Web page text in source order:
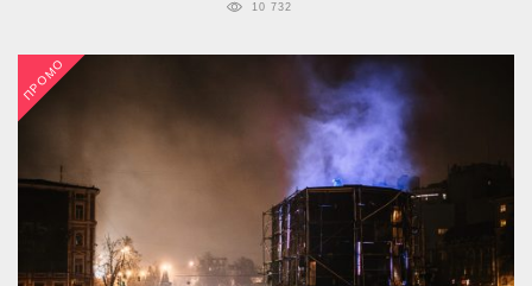
10 732
ПРОМО